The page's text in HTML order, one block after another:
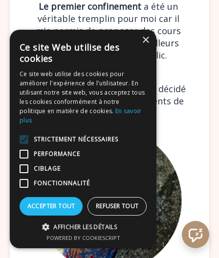
Le premier confinement a été un
véritable tremplin pour moi car il
m'a permis de proposer des cours
via Internet. Ceux-ci ont d'ailleurs
très vite trouvé leur public.
Forte de cette expérience, j'ai décidé
de créer mes accompagnements de
Qi Gong en ligne.
×
Ce site Web utilise des
cookies
Ce site web utilise des cookies pour
améliorer l'expérience de l'utilisateur. En
utilisant notre site web, vous acceptez tous
les cookies conformément à notre
politique en matière de cookies. En savoir
plus
STRICTEMENT NÉCESSAIRES
PERFORMANCE
CIBLAGE
FONCTIONNALITÉ
ACCEPTER TOUT REFUSER TOUT
AFFICHER LES DÉTAILS
POWERED BY COOKIESCRIPT